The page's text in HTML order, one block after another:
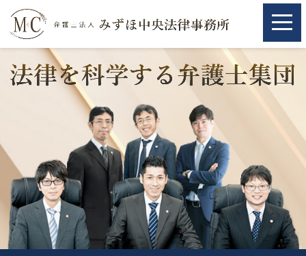
ホーム
相続・遺言
離婚（夫婦間トラブル）
企業法務
労働問題（解雇，残業等）
ホーム
相続・遺言
離婚（夫婦間トラブル）
企業法務
労働問題（解雇，残業等）